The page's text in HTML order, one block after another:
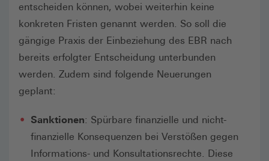
entscheiden können, wobei weiterhin keine
konkreten Fristen genannt werden. So soll die
gängige Praxis der Einbeziehung des EBR nach
bereits erfolgter Entscheidung unterbunden
werden. Zudem sind folgende Neuerungen
geplant:
Sanktionen: Spürbare finanzielle und nicht-
finanzielle Konsequenzen bei Verstößen gegen
Informations- und Konsultationsrechte. Diese